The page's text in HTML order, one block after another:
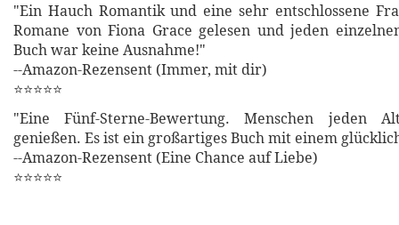
"Ein Hauch Romantik und eine sehr entschlossene
Romane von Fiona Grace gelesen und jeden
Buch war keine Ausnahme!"
--Amazon-Rezensent (Immer, mit dir)
⭐⭐⭐⭐⭐
"Eine Fünf-Sterne-Bewertung. Menschen jeden
genießen. Es ist ein großartiges Buch mit einem
--Amazon-Rezensent (Eine Chance auf Liebe)
⭐⭐⭐⭐⭐